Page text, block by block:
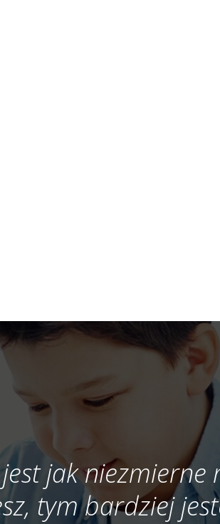
jak niezmierne
tym bardziej